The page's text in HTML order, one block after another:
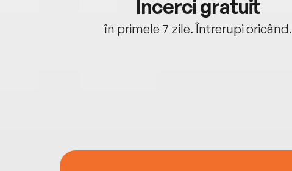
Încerci gratuit
în primele 7 zile. Întrerupi oricând.